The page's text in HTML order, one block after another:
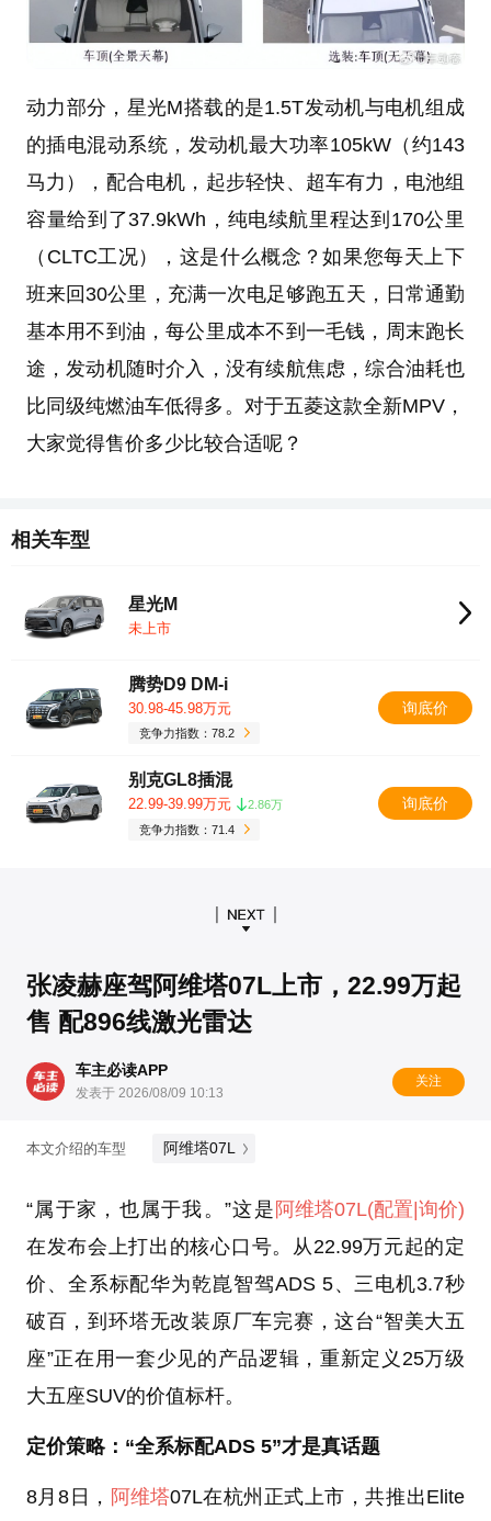
动力部分，星光M搭载的是1.5T发动机与电机组成
的插电混动系统，发动机最大功率105kW（约143
马力），配合电机，起步轻快、超车有力，电池组
容量给到了37.9kWh，纯电续航里程达到170公里
（CLTC工况），这是什么概念？如果您每天上下
班来回30公里，充满一次电足够跑五天，日常通勤
基本用不到油，每公里成本不到一毛钱，周末跑长
途，发动机随时介入，没有续航焦虑，综合油耗也
比同级纯燃油车低得多。对于五菱这款全新MPV，
大家觉得售价多少比较合适呢？
相关车型
星光M
未上市
腾势D9 DM-i
30.98-45.98万元
竞争力指数：78.2
询底价
别克GL8插混
22.99-39.99万元
2.86万
竞争力指数：71.4
询底价
张凌赫座驾阿维塔07L上市，22.99万起
售 配896线激光雷达
车主必读APP
发表于 2026/08/09 10:13
关注
本文介绍的车型 阿维塔07L
“属于家，也属于我。”这是 阿维塔07L(配置|询价)
在发布会上打出的核心口号。从22.99万元起的定
价、全系标配华为乾崑智驾ADS 5、三电机3.7秒
破百，到环塔无改装原厂车完赛，这台“智美大五
座”正在用一套少见的产品逻辑，重新定义25万级
大五座SUV的价值标杆。
定价策略：“全系标配ADS 5”才是真话题
8月8日， 阿维塔07L在杭州正式上市，共推出Elite